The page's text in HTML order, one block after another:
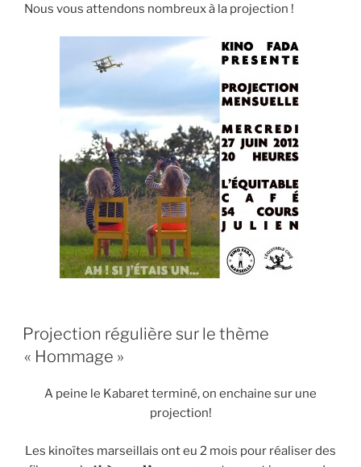
Nous vous attendons nombreux à la projection !
PUBLIÉ
LE
Projection régulière sur le thème
« Hommage »
A peine le Kabaret terminé, on enchaine sur une
projection!
Les kinoïtes marseillais ont eu 2 mois pour réaliser des